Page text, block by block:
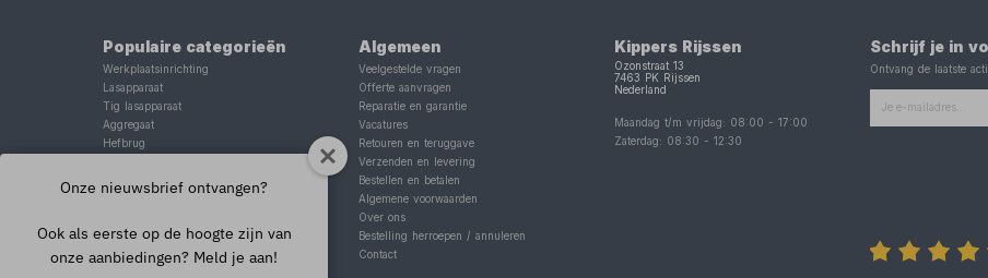
Populaire categorieën
Werkplaatsinrichting
Lasapparaat
Tig lasapparaat
Aggregaat
Hefbrug
Schaarlift
Algemeen
Veelgestelde vragen
Offerte aanvragen
Reparatie en garantie
Vacatures
Retouren en teruggave
Verzenden en levering
Bestellen en betalen
Algemene voorwaarden
Over ons
Bestelling herroepen / annuleren
Contact
Kippers Rijssen
Ozonstraat 13
7463 PK
Rijssen
Nederland
Maandag t/m vrijdag: 08:00 -17:00
Zaterdag: 08:30 -12:30
Schrijf je in
Ontvang de laatste
Onze nieuwsbrief ontvangen?
Ook als eerste op de hoogte zijn van
onze aanbiedingen? Meld je aan!